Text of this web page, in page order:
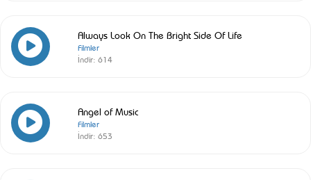
Always Look On The Bright Side Of Life
Filmler
İndir: 614
Angel of Music
Filmler
İndir: 653